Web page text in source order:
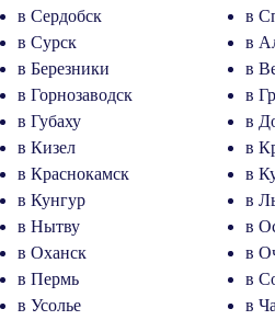
в Сердобск
в
в Сурск
в
в Березники
в
в Горнозаводск
в
в Губаху
в
в Кизел
в
в Краснокамск
в
в Кунгур
в
в Нытву
в
в Оханск
в
в Пермь
в
в Усолье
в